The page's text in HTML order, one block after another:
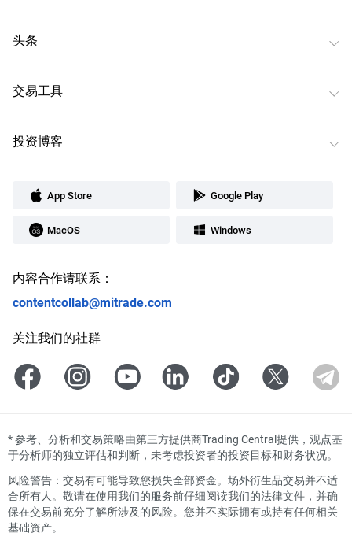
头条
交易工具
投资博客
App Store Google Play
MacOS Windows
内容合作请联系：
contentcollab@mitrade.com
关注我们的社群
*参考、分析和交易策略由第三方提供商Trading Central提供，观点基
于分析师的独立评估和判断，未考虑投资者的投资目标和财务状况。
风险警告：交易有可能导致您损失全部资金。场外衍生品交易并不适
合所有人。敬请在使用我们的服务前仔细阅读我们的法律文件，并确
保在交易前充分了解所涉及的风险。您并不实际拥有或持有任何相关
基础资产。